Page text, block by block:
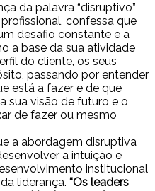
da palavra “disruptivo”
confessa que
desafio constante e a
a base da sua atividade
do cliente, os seus
passando por entender
está a fazer e de que
sua visão de futuro e o
de fazer ou mesmo
a abordagem disruptiva
a intuição e
institucional
liderança. “Os leaders